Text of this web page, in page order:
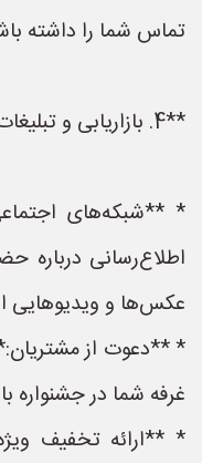
تماس شما را داشته
**4. بازاریابی و تبلیغات:**
* **شبکه‌های
اطلاع‌رسانی درباره
عکس‌ها و ویدیوهایی
* **دعوت از
غرفه شما در جشنواره
* **ارائه تخفیف